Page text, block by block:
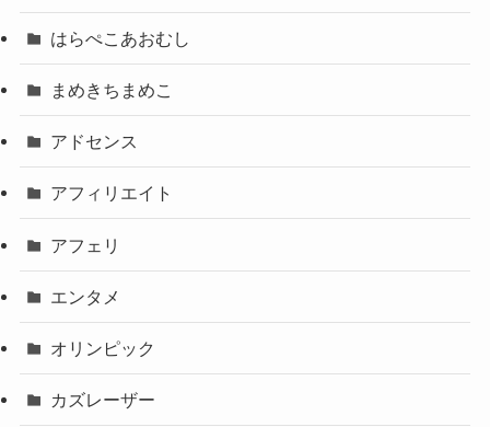
はらぺこあおむし
まめきちまめこ
アドセンス
アフィリエイト
アフェリ
エンタメ
オリンピック
カズレーザー